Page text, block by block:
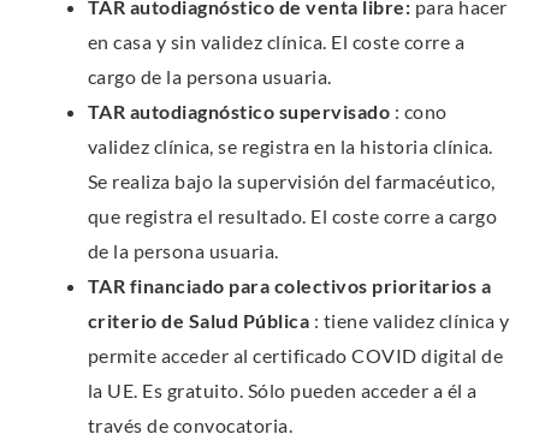
TAR autodiagnóstico de venta libre: para hacer
en casa y sin validez clínica. El coste corre a
cargo de la persona usuaria.
TAR autodiagnóstico supervisado : cono
validez clínica, se registra en la historia clínica.
Se realiza bajo la supervisión del farmacéutico,
que registra el resultado. El coste corre a cargo
de la persona usuaria.
TAR financiado para colectivos prioritarios a
criterio de Salud Pública : tiene validez clínica y
permite acceder al certificado COVID digital de
la UE. Es gratuito. Sólo pueden acceder a él a
través de convocatoria.